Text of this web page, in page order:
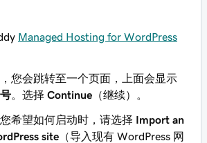
Managed Hosting for WordPress
您会跳转至一个页面，上面会显示
。选择 Continue （继续）。
希望如何启动时，请选择 Import an
site （导入现有 WordPress 网